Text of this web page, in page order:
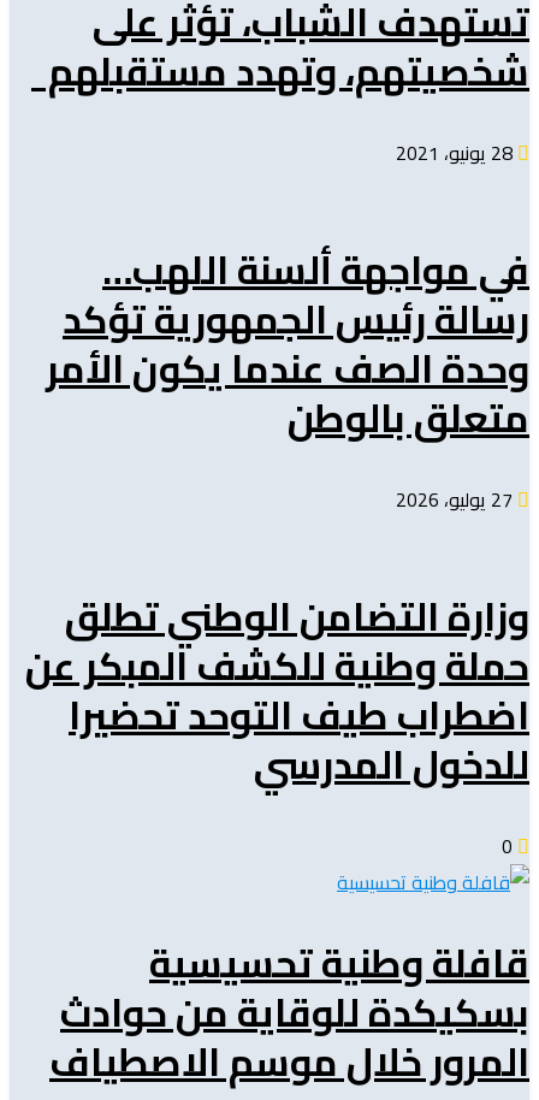
تستهدف الشباب، تؤثر على
شخصيتهم، وتهدد مستقبلهم
في مواجهة ألسنة اللهب…
رسالة رئيس الجمهورية تؤكد
وحدة الصف عندما يكون الأمر
متعلق بالوطن
وزارة التضامن الوطني تطلق
حملة وطنية للكشف المبكر عن
اضطراب طيف التوحد تحضيرا
للدخول المدرسي
قافلة وطنية تحسيسية
بسكيكدة للوقاية من حوادث
المرور خلال موسم الاصطياف